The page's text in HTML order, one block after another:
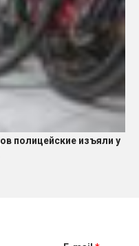
полицейские изъяли у